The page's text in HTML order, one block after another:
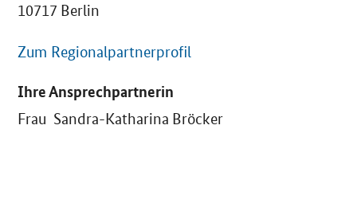
10717 Berlin
Zum Regionalpartnerprofil
Ihre Ansprechpartnerin
Frau Sandra-Katharina Bröcker